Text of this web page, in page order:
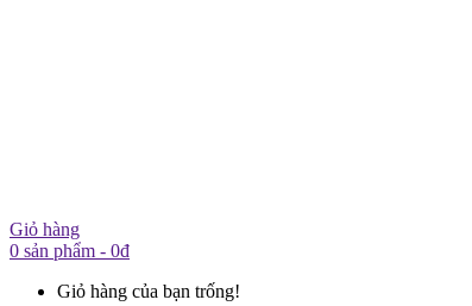
Giỏ hàng
0 sản phẩm - 0đ
Giỏ hàng của bạn trống!